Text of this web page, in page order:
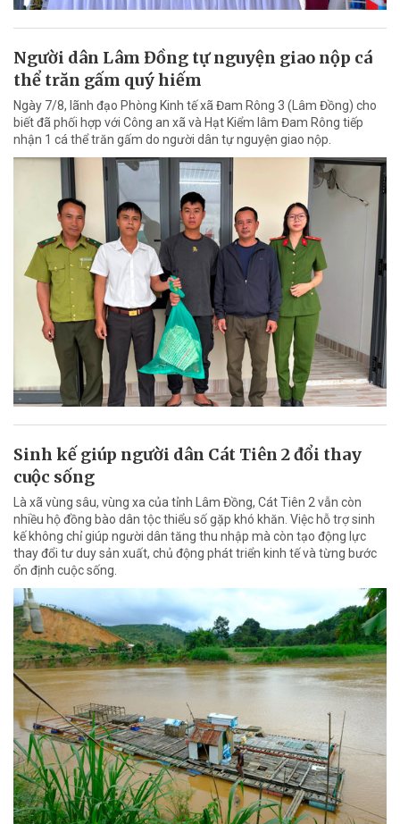
Người dân Lâm Đồng tự nguyện giao nộp cá
thể trăn gấm quý hiếm
Ngày 7/8, lãnh đạo Phòng Kinh tế xã Đam Rông 3 (Lâm Đồng) cho
biết đã phối hợp với Công an xã và Hạt Kiểm lâm Đam Rông tiếp
nhận 1 cá thể trăn gấm do người dân tự nguyện giao nộp.
Sinh kế giúp người dân Cát Tiên 2 đổi thay
cuộc sống
Là xã vùng sâu, vùng xa của tỉnh Lâm Đồng, Cát Tiên 2 vẫn còn
nhiều hộ đồng bào dân tộc thiểu số gặp khó khăn. Việc hỗ trợ sinh
kế không chỉ giúp người dân tăng thu nhập mà còn tạo động lực
thay đổi tư duy sản xuất, chủ động phát triển kinh tế và từng bước
ổn định cuộc sống.